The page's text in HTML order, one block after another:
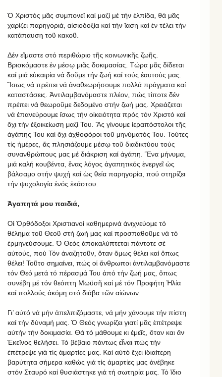
Ὁ Χριστός μᾶς συμπονεῖ καί μαζί μέ τήν ἐλπίδα, θά μᾶς
χαρίζει παρηγοριά, αἰσιοδοξία καί τήν ἴαση καί ἐν τέλει τήν
κατάπαυση τοῦ κακοῦ.
Δέν εἴμαστε στό περιθώριο τῆς κοινωνικῆς ζωῆς.
Βρισκόμαστε ἐν μέσῳ μιᾶς δοκιμασίας. Τώρα μᾶς δίδεται
καί μιά εὐκαιρία νά δοῦμε τήν ζωή καί τούς ἑαυτούς μας.
Ἴσως νά πρέπει νά ἀναθεωρήσουμε πολλά πράγματα καί
καταστάσεις. Ἀντιλαμβανόμαστε πλέον, πώς τίποτε δέν
πρέπει νά θεωροῦμε δεδομένο στήν ζωή μας. Χρειάζεται
νά ἐπανεύρουμε ἴσως τήν οἰκειότητα πρός τόν Χριστό καί
ὄχι τήν ἐξοικείωση μαζί Του. Ἄς γίνουμε ἱεραπόστολοι τῆς
ἀγάπης Του καί ὄχι ἀχθοφόροι τοῦ μηνύματός Του. Τούτες
τίς ἡμέρες, ἄς πλησιάζουμε μέσῳ τοῦ διαδικτύου τούς
συνανθρώπους μας μέ διάκριση καί ἀγάπη. Ἕνα μήνυμα,
μιά καλή κουβέντα, ἕνας λόγος ἀγαπητικός ἐνεργεῖ ὡς
βάλσαμο στήν ψυχή καί ὡς θεία παρηγορία, πού στηρίζει
τήν ψυχολογία ἑνός ἑκάστου.
Ἀγαπητά μου παιδιά,
Οἱ Ὀρθόδοξοι Χριστιανοί καθημερινά ἀνιχνεύομε τό
θέλημα τοῦ Θεοῦ στή ζωή μας καί προσπαθοῦμε νά τό
ἑρμηνεύσουμε. Ὁ Θεός ἀποκαλύπτεται πάντοτε σέ
αὐτούς, πού Τόν ἀναζητοῦν, ὅταν ὅμως θέλει καί ὅπως
θέλει! Τοῦτο σημαίνει, πώς οἱ ἄνθρωποι ἀντιλαμβανόμαστε
τόν Θεό μετά τό πέρασμά Του ἀπό τήν ζωή μας, ὅπως
συνέβη μέ τόν θεόπτη Μωϋσῆ καί μέ τόν Προφήτη Ἠλία
καί πολλούς ἀκόμη στό διάβα τῶν αἰώνων.
Γι’ αὐτό νά μήν ἀπελπιζόμαστε, νά μήν χάνουμε τήν πίστη
καί τήν δύναμή μας. Ὁ Θεός γνωρίζει γιατί μᾶς ἐπέτρεψε
αὐτήν τήν δοκιμασία. Θά τό μάθουμε κι ἐμεῖς, ὅταν και ἄν
Ἐκεῖνος θελήσει. Τό βέβαιο πάντως εἶναι πώς τήν
ἐπέτρεψε γιά τίς ἁμαρτίες μας. Καί αὐτό ἔχει ἰδιαίτερη
βαρύτητα σήμερα καθώς γιά τίς ἁμαρτίες μας ἀνέβηκε
στόν Σταυρό καί θυσιάστηκε γιά τή σωτηρία μας. Τό ἴδιο